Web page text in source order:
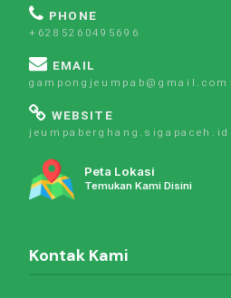
PHONE
+6285260495696
EMAIL
gampongjeumpab@gmail.com
WEBSITE
jeumpaberghang.sigapaceh.id
Peta Lokasi
Temukan Kami Disini
Kontak Kami